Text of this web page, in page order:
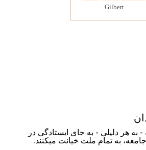
Gilbert
به هر دلیلی - به جای ایستادگی در
،به تمام ملت خیانت میکنند.